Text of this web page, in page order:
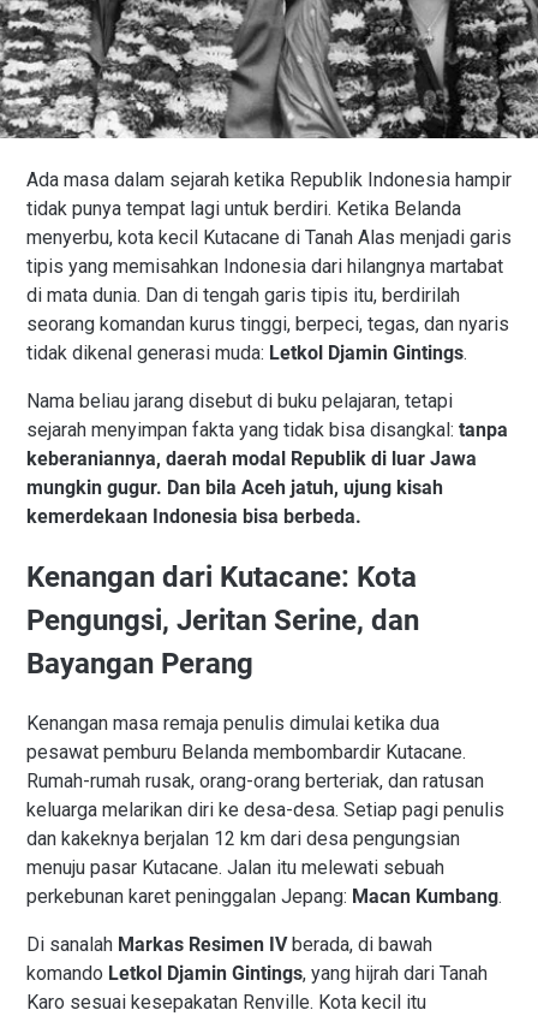
Ada masa dalam sejarah ketika Republik Indonesia hampir
tidak punya tempat lagi untuk berdiri. Ketika Belanda
menyerbu, kota kecil Kutacane di Tanah Alas menjadi garis
tipis yang memisahkan Indonesia dari hilangnya martabat
di mata dunia. Dan di tengah garis tipis itu, berdirilah
seorang komandan kurus tinggi, berpeci, tegas, dan nyaris
tidak dikenal generasi muda: Letkol Djamin Gintings.
Nama beliau jarang disebut di buku pelajaran, tetapi
sejarah menyimpan fakta yang tidak bisa disangkal: tanpa
keberaniannya, daerah modal Republik di luar Jawa
mungkin gugur. Dan bila Aceh jatuh, ujung kisah
kemerdekaan Indonesia bisa berbeda.
Kenangan dari Kutacane: Kota
Pengungsi, Jeritan Serine, dan
Bayangan Perang
Kenangan masa remaja penulis dimulai ketika dua
pesawat pemburu Belanda membombardir Kutacane.
Rumah-rumah rusak, orang-orang berteriak, dan ratusan
keluarga melarikan diri ke desa-desa. Setiap pagi penulis
dan kakeknya berjalan 12 km dari desa pengungsian
menuju pasar Kutacane. Jalan itu melewati sebuah
perkebunan karet peninggalan Jepang: Macan Kumbang.
Di sanalah Markas Resimen IVberada, di bawah
komando Letkol Djamin Gintings, yang hijrah dari Tanah
Karo sesuai kesepakatan Renville. Kota kecil itu